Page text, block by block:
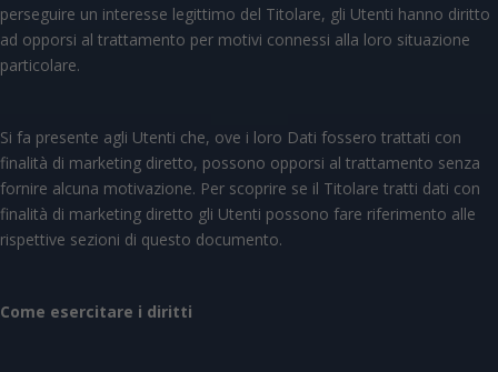
perseguire un interesse legittimo del Titolare, gli Utenti hanno diritto
ad opporsi al trattamento per motivi connessi alla loro situazione
particolare.
Si fa presente agli Utenti che, ove i loro Dati fossero trattati con
finalità di marketing diretto, possono opporsi al trattamento senza
fornire alcuna motivazione. Per scoprire se il Titolare tratti dati con
finalità di marketing diretto gli Utenti possono fare riferimento alle
rispettive sezioni di questo documento.
Come esercitare i diritti